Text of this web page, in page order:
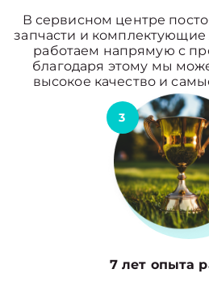
В сервисном центре
запчасти и
работаем напрямую с
благодаря этому мы
высокое качество и
3
7 лет опыта